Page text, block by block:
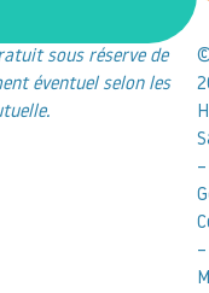
sous réserve de
éventuel selon les
–
–